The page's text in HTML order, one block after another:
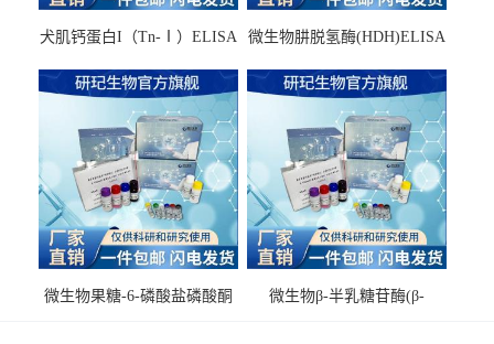
犬肌钙蛋白I（Tn-Ⅰ）ELISA
微生物肼脱氢酶(HDH)ELISA
微生物果糖-6-磷酸盐磷酸酮
微生物β-半乳糖苷酶(β-